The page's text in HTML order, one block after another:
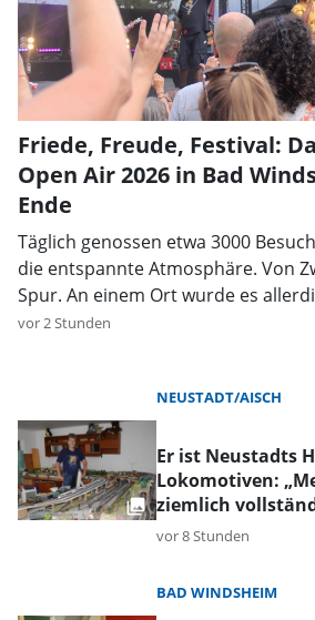
Friede, Freude, Festival:
Open Air 2026 in Bad
Ende
Täglich genossen etwa 3000
die entspannte Atmosphäre. Von
Spur. An einem Ort wurde es
vor 2 Stunden
NEUSTADT/AISCH
Er ist Neustadts
Lokomotiven:
ziemlich
vor 8 Stunden
BAD WINDSHEIM